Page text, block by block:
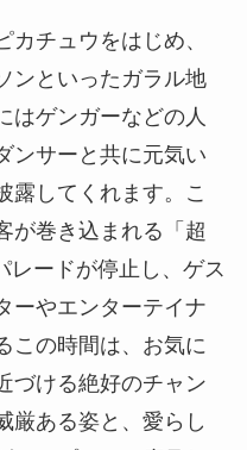
カチュウをはじめ、
ンといったガラル地
はゲンガーなどの人
ンサーと共に元気い
露してくれます。こ
が巻き込まれる「超
レードが停止し、ゲス
ーやエンターテイナ
この時間は、お気に
づける絶好のチャン
厳ある姿と、愛らし